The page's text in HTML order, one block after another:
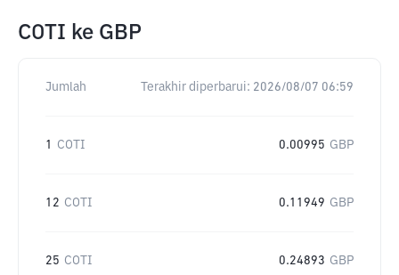
COTI ke GBP
Jumlah Terakhir diperbarui: 2026/08/07 06:59
1 COTI 0.00995 GBP
12 COTI 0.11949 GBP
25 COTI 0.24893 GBP